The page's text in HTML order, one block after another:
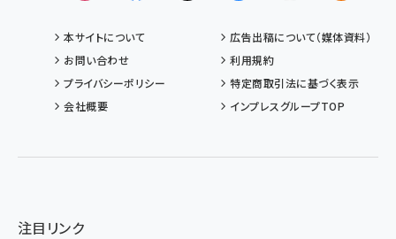
本サイトについて
広告出稿について（媒体資料）
お問い合わせ
利用規約
プライバシーポリシー
特定商取引法に基づく表示
会社概要
インプレスグループTOP
注目リンク